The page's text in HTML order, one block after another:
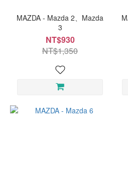
MAZDA - Mazda 2、Mazda
3
NT$930
NT$1,350